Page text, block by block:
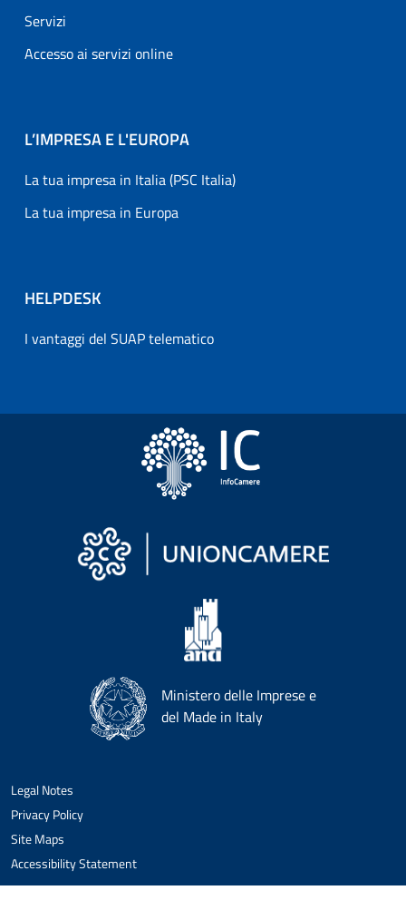
Servizi
Accesso ai servizi online
L’IMPRESA E L'EUROPA
La tua impresa in Italia (PSC Italia)
La tua impresa in Europa
HELPDESK
I vantaggi del SUAP telematico
Ministero delle Imprese e
del Made in Italy
Legal Notes
Privacy Policy
Site Maps
Accessibility Statement